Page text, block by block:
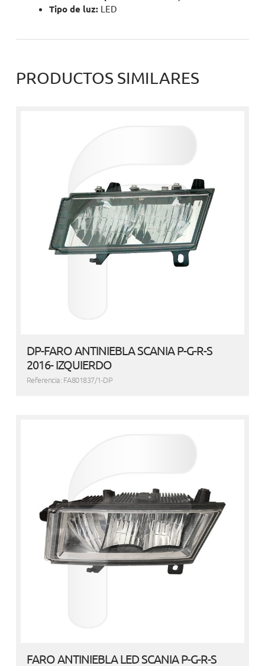
Tipo de luz: LED
PRODUCTOS SIMILARES
DP-FARO ANTINIEBLA SCANIA P-G-R-S
2016- IZQUIERDO
Referencia: FA801837/1-DP
FARO ANTINIEBLA LED SCANIA P-G-R-S